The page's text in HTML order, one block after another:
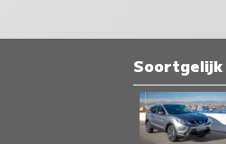
Soortgelijk